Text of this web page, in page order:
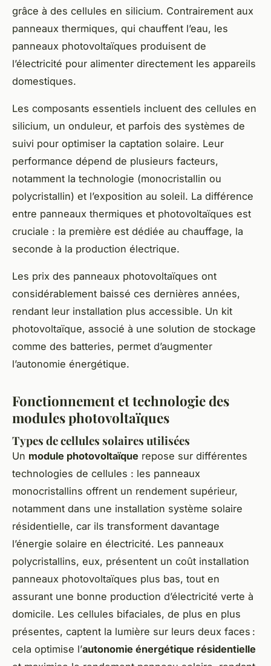
grâce à des cellules en silicium. Contrairement aux
panneaux thermiques, qui chauffent l’eau, les
panneaux photovoltaïques produisent de
l’électricité pour alimenter directement les appareils
domestiques.
Les composants essentiels incluent des cellules en
silicium, un onduleur, et parfois des systèmes de
suivi pour optimiser la captation solaire. Leur
performance dépend de plusieurs facteurs,
notamment la technologie (monocristallin ou
polycristallin) et l’exposition au soleil. La différence
entre panneaux thermiques et photovoltaïques est
cruciale : la première est dédiée au chauffage, la
seconde à la production électrique.
Les prix des panneaux photovoltaïques ont
considérablement baissé ces dernières années,
rendant leur installation plus accessible. Un kit
photovoltaïque, associé à une solution de stockage
comme des batteries, permet d’augmenter
l’autonomie énergétique.
Fonctionnement et technologie des
modules photovoltaïques
Types de cellules solaires utilisées
Un module photovoltaïque repose sur différentes
technologies de cellules : les panneaux
monocristallins offrent un rendement supérieur,
notamment dans une installation système solaire
résidentielle, car ils transforment davantage
l’énergie solaire en électricité. Les panneaux
polycristallins, eux, présentent un coût installation
panneaux photovoltaïques plus bas, tout en
assurant une bonne production d’électricité verte à
domicile. Les cellules bifaciales, de plus en plus
présentes, captent la lumière sur leurs deux faces :
cela optimise l’autonomie énergétique résidentielle